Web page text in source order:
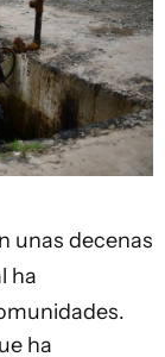
unas decenas
ha
ha